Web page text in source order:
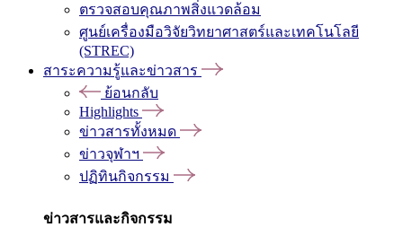
ตรวจสอบคุณภาพสิ่งแวดล้อม
ศูนย์เครื่องมือวิจัยวิทยาศาสตร์และเทคโนโลยี
(STREC)
สาระความรู้และข่าวสาร
ย้อนกลับ
Highlights
ข่าวสารทั้งหมด
ข่าวจุฬาฯ
ปฏิทินกิจกรรม
ข่าวสารและกิจกรรม